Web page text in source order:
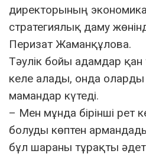
директорының
стратегиялық даму
Перизат Жаманқұлова.
Тәулік бойы адамдар
келе алады, онда оларды
мамандар күтеді.
– Мен мұнда бірінші рет
болуды көптен
бұл шараны тұрақты